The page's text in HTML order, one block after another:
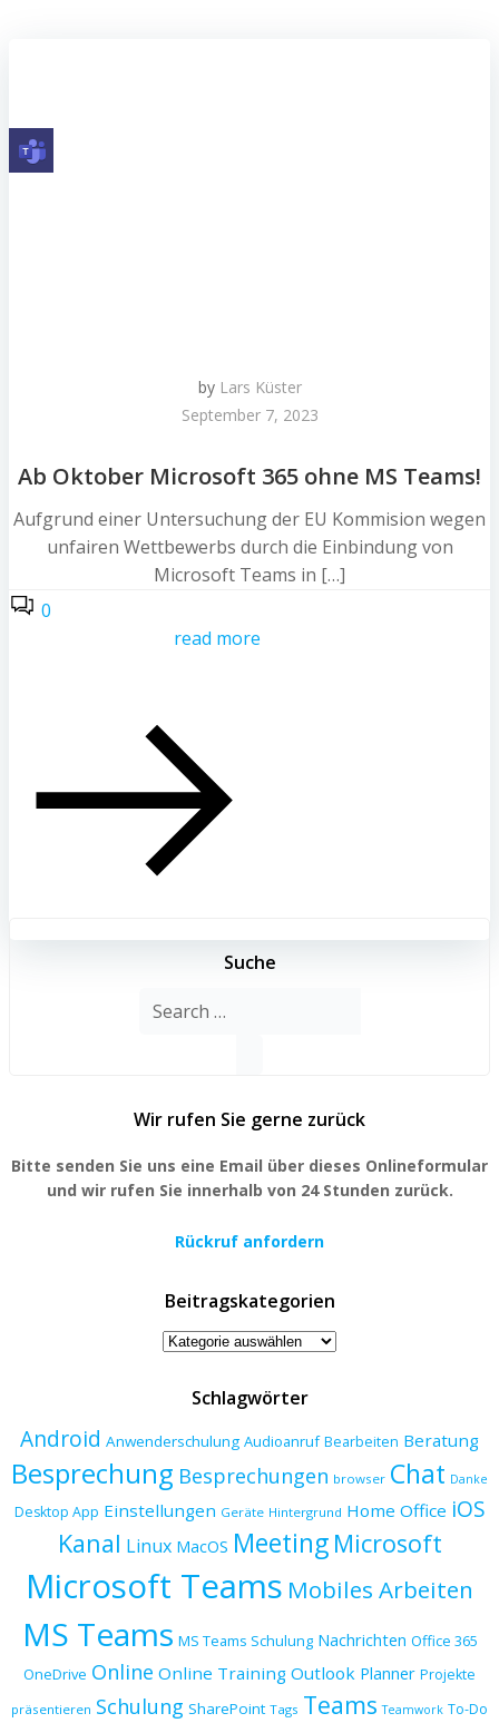
by Lars Küster
September 7, 2023
Ab Oktober Microsoft 365 ohne MS Teams!
Aufgrund einer Untersuchung der EU Kommision wegen
unfairen Wettbewerbs durch die Einbindung von
Microsoft Teams in […]
0
read more
Suche
Search
Wir rufen Sie gerne zurück
Bitte senden Sie uns eine Email über dieses Onlineformular
und wir rufen Sie innerhalb von 24 Stunden zurück.
Rückruf anfordern
Beitragskategorien
Beitragskategorien
Schlagwörter
Android Anwenderschulung Audioanruf Bearbeiten Beratung
Besprechung Besprechungen browser Chat Danke
Desktop App Einstellungen Geräte Hintergrund Home Office iOS
Kanal Linux MacOS Meeting Microsoft
Microsoft Teams Mobiles Arbeiten
MS Teams MS Teams Schulung Nachrichten Office 365
OneDrive Online Online Training Outlook Planner Projekte
präsentieren Schulung SharePoint Tags Teams Teamwork To-Do